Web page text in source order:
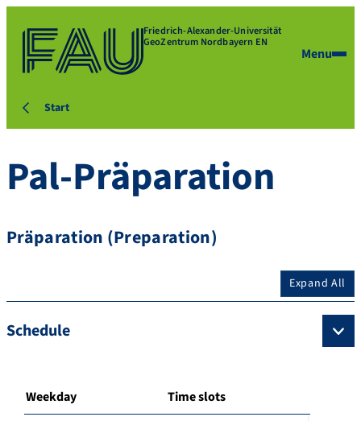
Friedrich-Alexander-Universität
GeoZentrum Nordbayern EN
Menu
Start
Pal-Präparation
Präparation (Preparation)
Expand All
Schedule
Weekday Time slots